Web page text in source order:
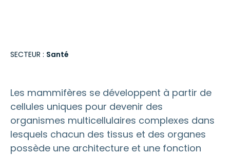
SECTEUR : Santé
Les mammifères se développent à partir de
cellules uniques pour devenir des
organismes multicellulaires complexes dans
lesquels chacun des tissus et des organes
possède une architecture et une fonction